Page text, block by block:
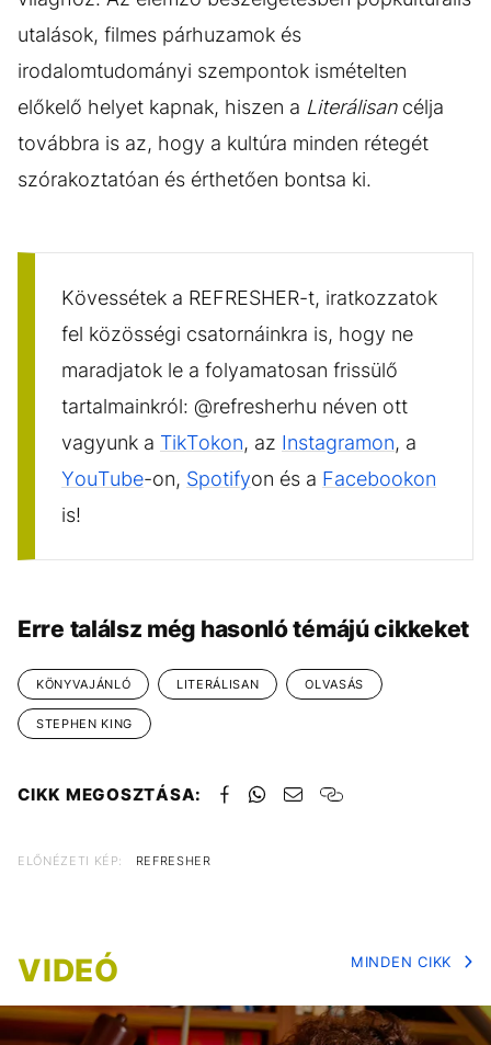
utalások, filmes párhuzamok és
irodalomtudományi szempontok ismételten
előkelő helyet kapnak, hiszen a Literálisancélja
továbbra is az, hogy a kultúra minden rétegét
szórakoztatóan és érthetően bontsa ki.
Kövessétek a REFRESHER-t, iratkozzatok
fel közösségi csatornáinkra is, hogy ne
maradjatok le a folyamatosan frissülő
tartalmainkról: @refresherhu néven ott
vagyunk a TikTokon, az Instagramon, a
YouTube-on, Spotifyon és a Facebookon
is!
Erre találsz még hasonló témájú cikkeket
KÖNYVAJÁNLÓ LITERÁLISAN OLVASÁS
STEPHEN KING
CIKK MEGOSZTÁSA:
ELŐNÉZETI KÉP: REFRESHER
VIDEÓ MINDEN CIKK